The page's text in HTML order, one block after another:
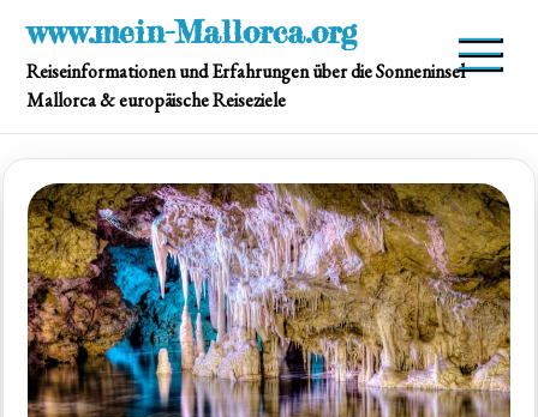
content
www.mein-Mallorca.org
Reiseinformationen und Erfahrungen über die Sonneninsel
Mallorca & europäische Reiseziele